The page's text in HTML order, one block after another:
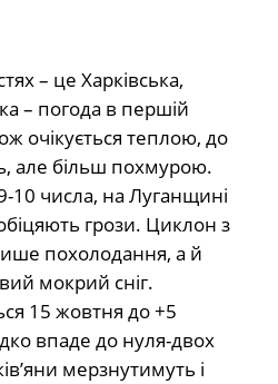
– це Харківська,
– погода в першій
очікується теплою, до
але більш похмурою.
числа, на Луганщині
грози. Циклон з
похолодання, а й
мокрий сніг.
15 жовтня до +5
впаде до нуля-двох
мерзнутимуть і